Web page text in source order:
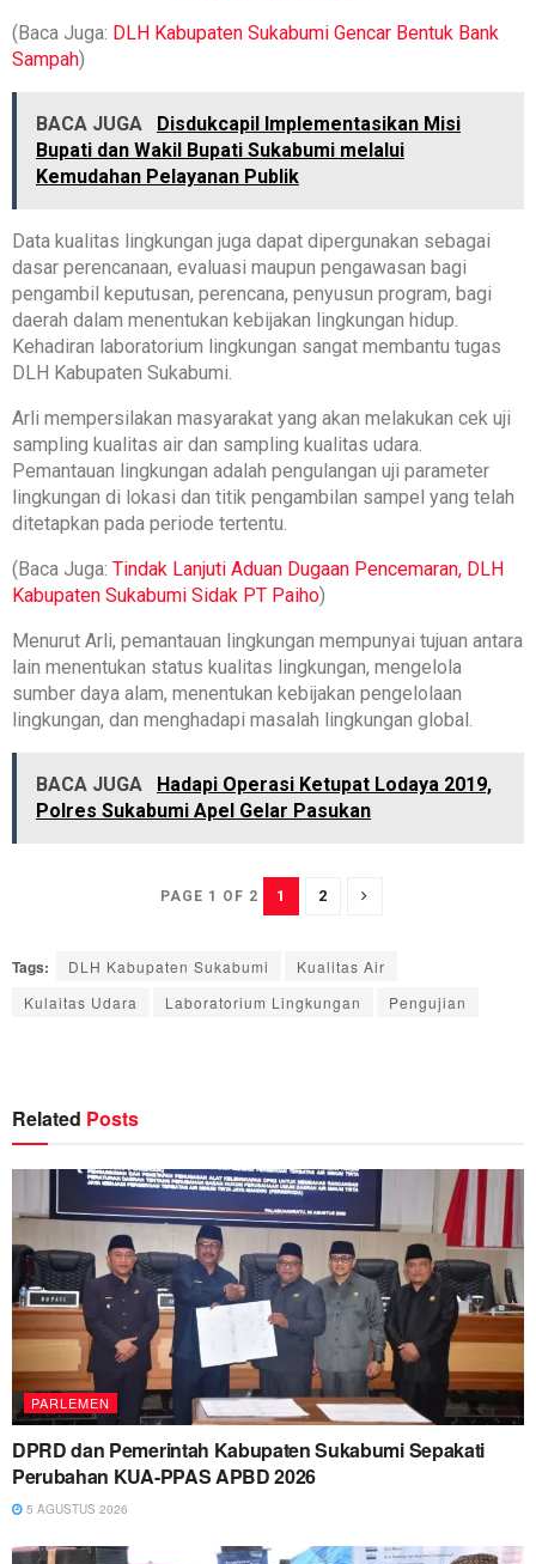
(Baca Juga: DLH Kabupaten Sukabumi Gencar Bentuk Bank
Sampah)
BACA JUGA
Disdukcapil Implementasikan Misi
Bupati dan Wakil Bupati Sukabumi melalui
Kemudahan Pelayanan Publik
Data kualitas lingkungan juga dapat dipergunakan sebagai
dasar perencanaan, evaluasi maupun pengawasan bagi
pengambil keputusan, perencana, penyusun program, bagi
daerah dalam menentukan kebijakan lingkungan hidup.
Kehadiran laboratorium lingkungan sangat membantu tugas
DLH Kabupaten Sukabumi.
Arli mempersilakan masyarakat yang akan melakukan cek uji
sampling kualitas air dan sampling kualitas udara.
Pemantauan lingkungan adalah pengulangan uji parameter
lingkungan di lokasi dan titik pengambilan sampel yang telah
ditetapkan pada periode tertentu.
(Baca Juga: Tindak Lanjuti Aduan Dugaan Pencemaran, DLH
Kabupaten Sukabumi Sidak PT Paiho)
Menurut Arli, pemantauan lingkungan mempunyai tujuan antara
lain menentukan status kualitas lingkungan, mengelola
sumber daya alam, menentukan kebijakan pengelolaan
lingkungan, dan menghadapi masalah lingkungan global.
BACA JUGA
Hadapi Operasi Ketupat Lodaya 2019,
Polres Sukabumi Apel Gelar Pasukan
PAGE 1 OF 2 1 2
Tags: DLH Kabupaten Sukabumi
Kualitas Air
Kulaitas Udara
Laboratorium Lingkungan Pengujian
Related Posts
PARLEMEN
DPRD dan Pemerintah Kabupaten Sukabumi Sepakati
Perubahan KUA-PPAS APBD 2026
5 AGUSTUS 2026